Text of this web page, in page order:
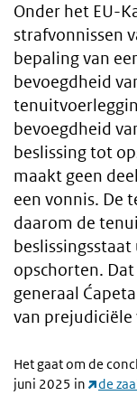
Onder het EU-
strafvonnissen
bepaling van
bevoegdheid
bevoegdheid
beslissing tot
maakt geen
een vonnis. De
daarom de
opschorten.
generaal
van prejudiciële
Het gaat om de
juni 2025 in
de